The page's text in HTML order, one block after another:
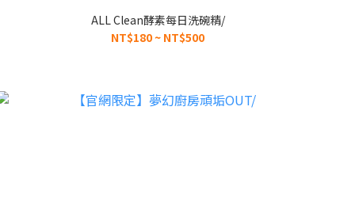
ALL Clean酵素每日洗碗精/
NT$180 ~ NT$500